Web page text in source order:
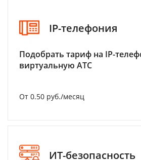
IP-телефония
Подобрать тариф на IP-
виртуальную АТС
От 0.50 руб./месяц
ИТ-безопасность